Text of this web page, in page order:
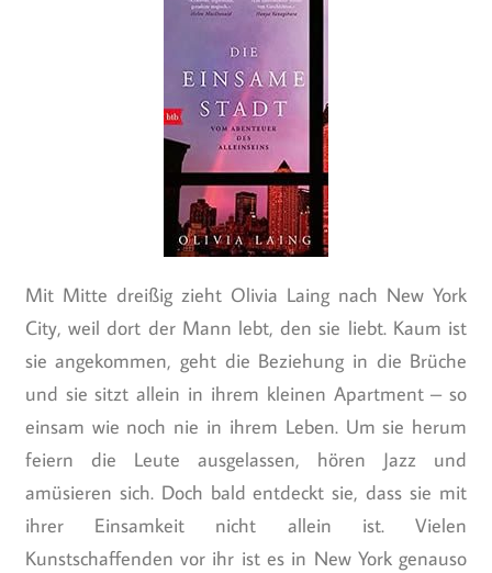
Mit Mitte dreißig zieht Olivia Laing nach New York
City, weil dort der Mann lebt, den sie liebt. Kaum ist
sie angekommen, geht die Beziehung in die Brüche
und sie sitzt allein in ihrem kleinen Apartment – so
einsam wie noch nie in ihrem Leben. Um sie herum
feiern die Leute ausgelassen, hören Jazz und
amüsieren sich. Doch bald entdeckt sie, dass sie mit
ihrer Einsamkeit nicht allein ist. Vielen
Kunstschaffenden vor ihr ist es in New York genauso